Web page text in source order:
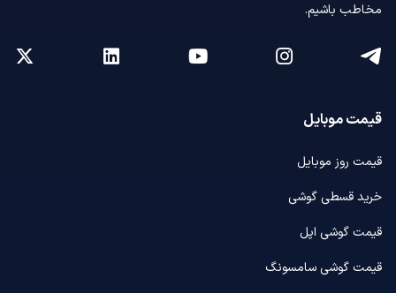
مخاطب باشیم.
قیمت موبایل
قیمت روز موبایل
خرید قسطی گوشی
قیمت گوشی اپل
قیمت گوشی سامسونگ